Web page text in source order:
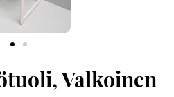
Valkoinen